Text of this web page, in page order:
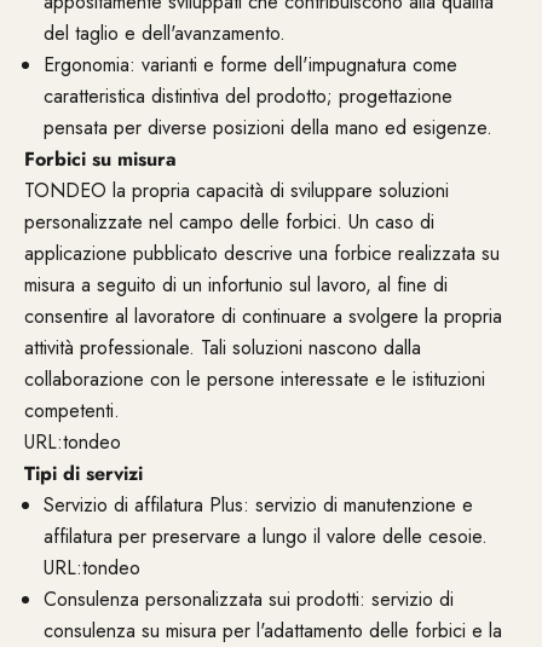
del taglio e dell'avanzamento.
Ergonomia: varianti e forme dell'impugnatura come
caratteristica distintiva del prodotto; progettazione
pensata per diverse posizioni della mano ed esigenze.
Forbici su misura
TONDEO la propria capacità di sviluppare soluzioni
personalizzate nel campo delle forbici. Un caso di
applicazione pubblicato descrive una forbice realizzata su
misura a seguito di un infortunio sul lavoro, al fine di
consentire al lavoratore di continuare a svolgere la propria
attività professionale. Tali soluzioni nascono dalla
collaborazione con le persone interessate e le istituzioni
competenti.
URL:tondeo
Tipi di servizi
Servizio di affilatura Plus: servizio di manutenzione e
affilatura per preservare a lungo il valore delle cesoie.
URL:tondeo
Consulenza personalizzata sui prodotti: servizio di
consulenza su misura per l'adattamento delle forbici e la